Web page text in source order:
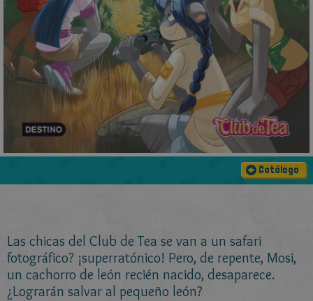
Catálogo
Las chicas del Club de Tea se van a un safari
fotográfico? ¡superratónico! Pero, de repente, Mosi,
un cachorro de león recién nacido, desaparece.
¿Lograrán salvar al pequeño león?